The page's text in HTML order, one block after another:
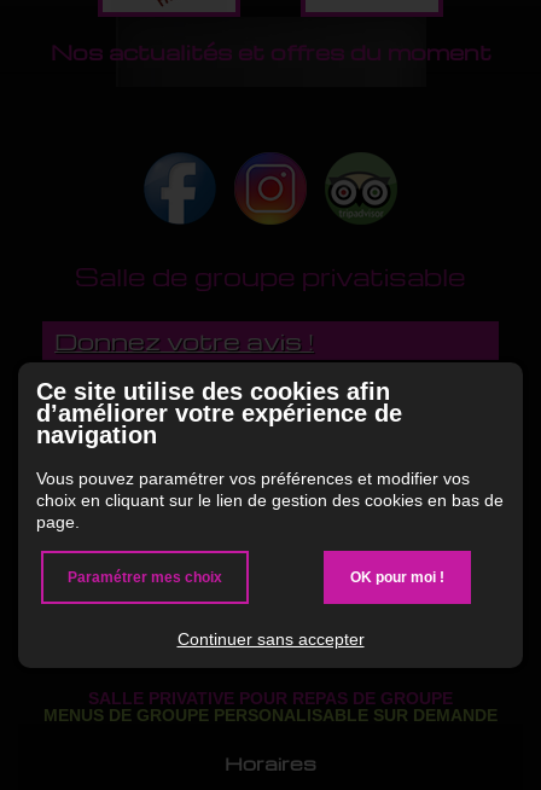
Nos actualités et offres du moment
Salle de groupe privatisable
Donnez votre avis !
SALLE PRIVATIVE POUR REPAS DE GROUPE
MENUS DE GROUPE PERSONALISABLE SUR DEMANDE
Horaires
Ce site utilise des cookies afin
d’améliorer votre expérience de
navigation
Vous pouvez paramétrer vos préférences et modifier vos
choix en cliquant sur le lien de gestion des cookies en bas de
page.
Paramétrer mes choix OK pour moi !
Continuer sans accepter